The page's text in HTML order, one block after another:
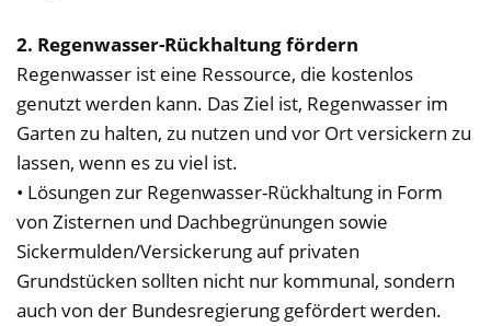
2. Regenwasser-Rückhaltung fördern
Regenwasser ist eine Ressource, die kostenlos
genutzt werden kann. Das Ziel ist, Regenwasser im
Garten zu halten, zu nutzen und vor Ort versickern zu
lassen, wenn es zu viel ist.
• Lösungen zur Regenwasser-Rückhaltung in Form
von Zisternen und Dachbegrünungen sowie
Sickermulden/Versickerung auf privaten
Grundstücken sollten nicht nur kommunal, sondern
auch von der Bundesregierung gefördert werden.